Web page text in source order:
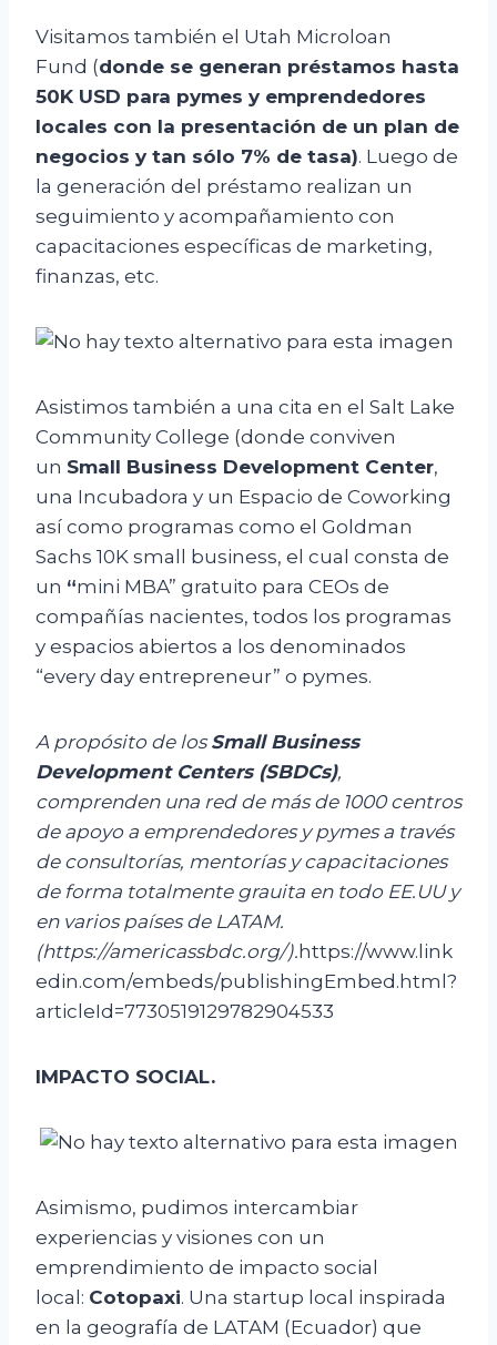
Visitamos también el Utah Microloan
Fund (donde se generan préstamos hasta
50K USD para pymes y emprendedores
locales con la presentación de un plan de
negocios y tan sólo 7% de tasa). Luego de
la generación del préstamo realizan un
seguimiento y acompañamiento con
capacitaciones específicas de marketing,
finanzas, etc.
Asistimos también a una cita en el Salt Lake
Community College (donde conviven
un Small Business Development Center,
una Incubadora y un Espacio de Coworking
así como programas como el Goldman
Sachs 10K small business, el cual consta de
un “mini MBA” gratuito para CEOs de
compañías nacientes, todos los programas
y espacios abiertos a los denominados
“every day entrepreneur” o pymes.
A propósito de losSmall Business
Development Centers (SBDCs),
comprenden una red de más de 1000 centros
de apoyo a emprendedores y pymes a través
de consultorías, mentorías y capacitaciones
de forma totalmente grauita en todo EE.UU y
en varios países de LATAM.
(https://americassbdc.org/). https://www.link
edin.com/embeds/publishingEmbed.html?
articleId=7730519129782904533
IMPACTO SOCIAL.
Asimismo, pudimos intercambiar
experiencias y visiones con un
emprendimiento de impacto social
local: Cotopaxi. Una startup local inspirada
en la geografía de LATAM (Ecuador) que